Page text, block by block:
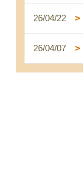
26/04/22
26/04/07